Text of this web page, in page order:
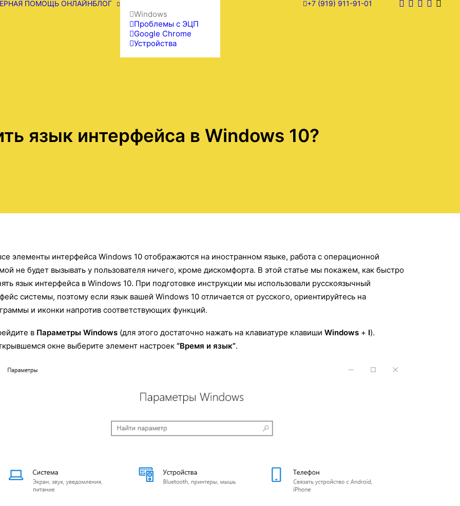
ПОМОЩЬ ОНЛАЙНБЛОГ
Windows
Проблемы с ЭЦП
Google Chrome
Устройства
+7 (919) 911-91-01
язык интерфейса в Windows 10?
элементы интерфейса Windows 10 отображаются на иностранном языке, работа с операционной
не будет вызывать у пользователя ничего, кроме дискомфорта. В этой статье мы покажем, как быстро
язык интерфейса в Windows 10. При подготовке инструкции мы использовали русскоязычный
системы, поэтому если язык вашей Windows 10 отличается от русского, ориентируйтесь на
и иконки напротив соответствующих функций.
в Параметры Windows (для этого достаточно нажать на клавиатуре клавиши Windows + I).
окне выберите элемент настроек “Время и язык”.